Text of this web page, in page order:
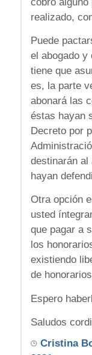
realizado,
Puede
el abogado
tiene que
es, la parte
abonará las
éstas hayan
Decreto por
destinarán al
hayan
Otra opción
usted
que pagar a
los
existiendo
de
Espero
Saludos
Cristina